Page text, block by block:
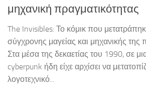
μηχανική πραγματικότητας
The Invisibles: Το κόμικ που
σύγχρονης μαγείας και μηχανικής της
Στα μέσα της δεκαετίας του 1990, σε
cyberpunk ήδη είχε αρχίσει να
λογοτεχνικό...